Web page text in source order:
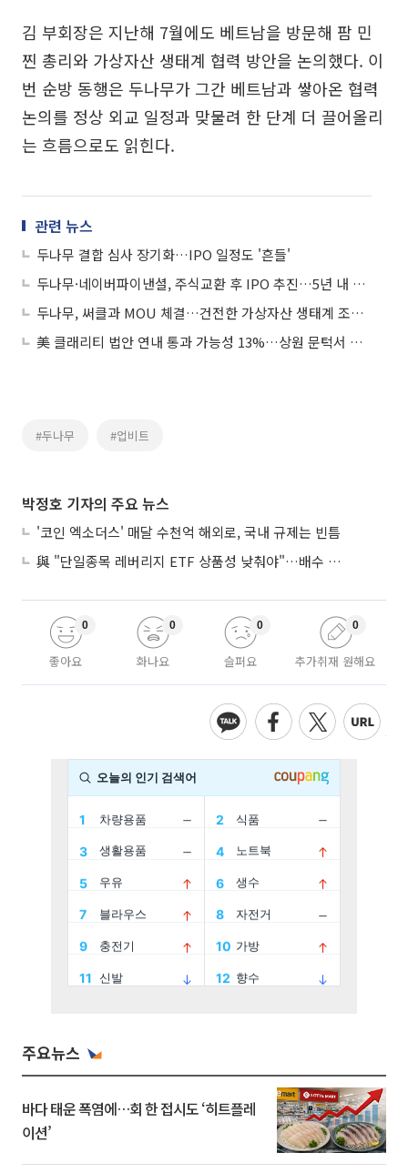
김 부회장은 지난해 7월에도 베트남을 방문해 팜 민
찐 총리와 가상자산 생태계 협력 방안을 논의했다. 이
번 순방 동행은 두나무가 그간 베트남과 쌓아온 협력
논의를 정상 외교 일정과 맞물려 한 단계 더 끌어올리
는 흐름으로도 읽힌다.
관련 뉴스
두나무 결합 심사 장기화…IPO 일정도 '흔들'
두나무·네이버파이낸셜, 주식교환 후 IPO 추진…5년 내 상장 목표
두나무, 써클과 MOU 체결…건전한 가상자산 생태계 조성 협력
美 클래리티 법안 연내 통과 가능성 13%…상원 문턱서 제동
#두나무 #업비트
박정호 기자의 주요 뉴스
'코인 엑소더스' 매달 수천억 해외로, 국내 규제는 빈틈
與 "단일종목 레버리지 ETF 상품성 낮춰야"…배수 조정안도 거론
좋아요
0
화나요
0
슬퍼요
0
추가취재 원해요
0
주요뉴스
바다 태운 폭염에…회 한 접시도 ‘히트플레
이션’